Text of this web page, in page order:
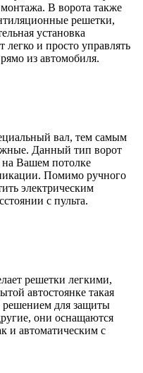
В ворота также
решетки,
установка
и просто управлять
из автомобиля.
вал, тем самым
Данный тип ворот
на Вашем потолке
Помимо ручного
электрическим
с пульта.
решетки легкими,
автостоянке такая
решением для защиты
они оснащаются
и автоматическим с